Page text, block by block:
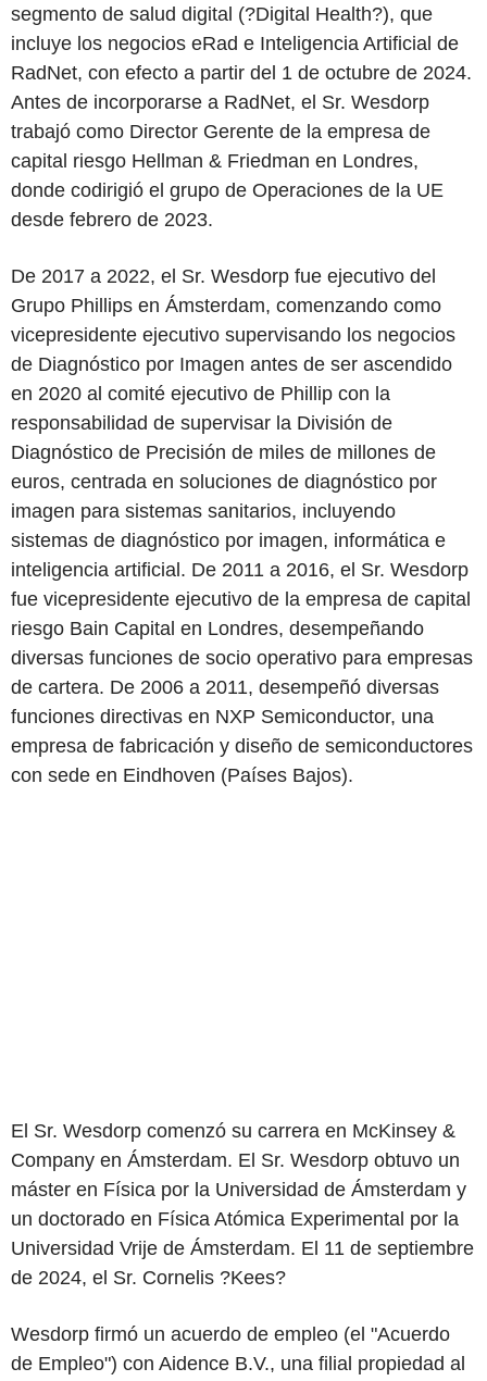
segmento de salud digital (?Digital Health?), que
incluye los negocios eRad e Inteligencia Artificial de
RadNet, con efecto a partir del 1 de octubre de 2024.
Antes de incorporarse a RadNet, el Sr. Wesdorp
trabajó como Director Gerente de la empresa de
capital riesgo Hellman & Friedman en Londres,
donde codirigió el grupo de Operaciones de la UE
desde febrero de 2023.
De 2017 a 2022, el Sr. Wesdorp fue ejecutivo del
Grupo Phillips en Ámsterdam, comenzando como
vicepresidente ejecutivo supervisando los negocios
de Diagnóstico por Imagen antes de ser ascendido
en 2020 al comité ejecutivo de Phillip con la
responsabilidad de supervisar la División de
Diagnóstico de Precisión de miles de millones de
euros, centrada en soluciones de diagnóstico por
imagen para sistemas sanitarios, incluyendo
sistemas de diagnóstico por imagen, informática e
inteligencia artificial. De 2011 a 2016, el Sr. Wesdorp
fue vicepresidente ejecutivo de la empresa de capital
riesgo Bain Capital en Londres, desempeñando
diversas funciones de socio operativo para empresas
de cartera. De 2006 a 2011, desempeñó diversas
funciones directivas en NXP Semiconductor, una
empresa de fabricación y diseño de semiconductores
con sede en Eindhoven (Países Bajos).
El Sr. Wesdorp comenzó su carrera en McKinsey &
Company en Ámsterdam. El Sr. Wesdorp obtuvo un
máster en Física por la Universidad de Ámsterdam y
un doctorado en Física Atómica Experimental por la
Universidad Vrije de Ámsterdam. El 11 de septiembre
de 2024, el Sr. Cornelis ?Kees?
Wesdorp firmó un acuerdo de empleo (el "Acuerdo
de Empleo") con Aidence B.V., una filial propiedad al